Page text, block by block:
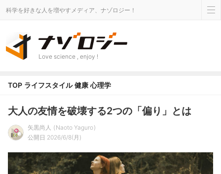
科学を好きな人を増やすメディア、ナゾロジー！
Love science , enjoy !
TOP ライフスタイル 健康 心理学
大人の友情を破壊する2つの「偏り」とは
矢黒尚人
Naoto Yaguro
公開日 2026/6/8(月)